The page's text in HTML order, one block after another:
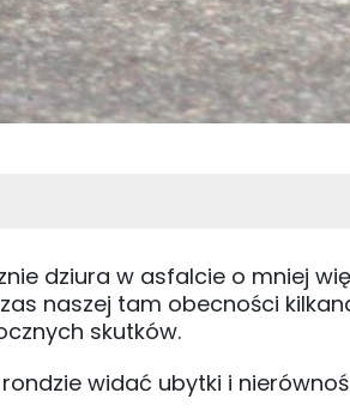
dziura w asfalcie o mniej
naszej tam obecności
skutków.
widać ubytki i